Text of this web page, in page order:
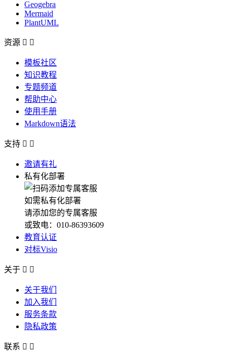
Geogebra
Mermaid
PlantUML
资源  
模板社区
知识教程
专题频道
帮助中心
使用手册
Markdown语法
支持  
邀请有礼
私有化部署
如需私有化部署
请添加您的专属客服
或致电：010-86393609
教育认证
对标Visio
关于  
关于我们
加入我们
服务条款
隐私政策
联系  